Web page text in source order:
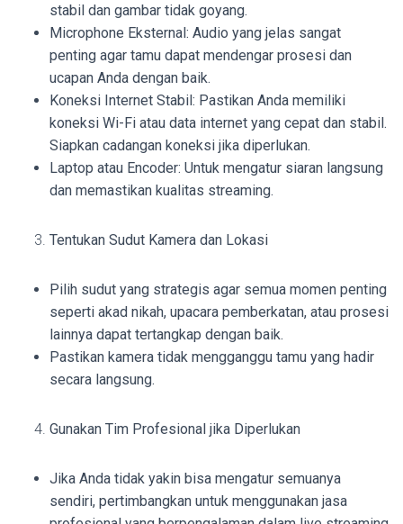
stabil dan gambar tidak goyang.
Microphone Eksternal: Audio yang jelas sangat
penting agar tamu dapat mendengar prosesi dan
ucapan Anda dengan baik.
Koneksi Internet Stabil: Pastikan Anda memiliki
koneksi Wi-Fi atau data internet yang cepat dan stabil.
Siapkan cadangan koneksi jika diperlukan.
Laptop atau Encoder: Untuk mengatur siaran langsung
dan memastikan kualitas streaming.
Tentukan Sudut Kamera dan Lokasi
Pilih sudut yang strategis agar semua momen penting
seperti akad nikah, upacara pemberkatan, atau prosesi
lainnya dapat tertangkap dengan baik.
Pastikan kamera tidak mengganggu tamu yang hadir
secara langsung.
Gunakan Tim Profesional jika Diperlukan
Jika Anda tidak yakin bisa mengatur semuanya
sendiri, pertimbangkan untuk menggunakan jasa